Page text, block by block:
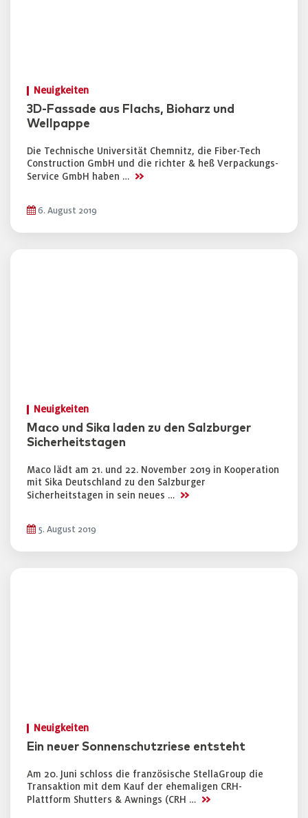
Neuigkeiten
3D-Fassade aus Flachs, Bioharz und
Wellpappe
Die Technische Universität Chemnitz, die Fiber-Tech
Construction GmbH und die richter & heß Verpackungs-
Service GmbH haben … >>
6. August 2019
Neuigkeiten
Maco und Sika laden zu den Salzburger
Sicherheitstagen
Maco lädt am 21. und 22. November 2019 in Kooperation
mit Sika Deutschland zu den Salzburger
Sicherheitstagen in sein neues … >>
5. August 2019
Neuigkeiten
Ein neuer Sonnenschutzriese entsteht
Am 20. Juni schloss die französische StellaGroup die
Transaktion mit dem Kauf der ehemaligen CRH-
Plattform Shutters & Awnings (CRH … >>